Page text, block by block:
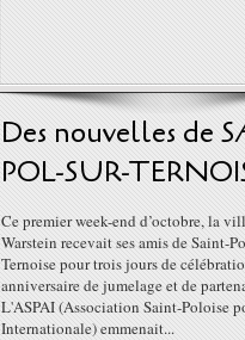
Des nouvelles de
POL-SUR-
Ce premier week-end d’octobre, la
Warstein recevait ses amis de Saint-
Ternoise pour trois jours de
anniversaire de jumelage et de
L'ASPAI (Association Saint-Poloise
Internationale) emmenait...